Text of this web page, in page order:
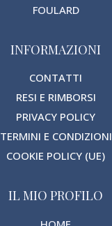
FOULARD
INFORMAZIONI
CONTATTI
RESI E RIMBORSI
PRIVACY POLICY
TERMINI E CONDIZIONI
COOKIE POLICY (UE)
IL MIO PROFILO